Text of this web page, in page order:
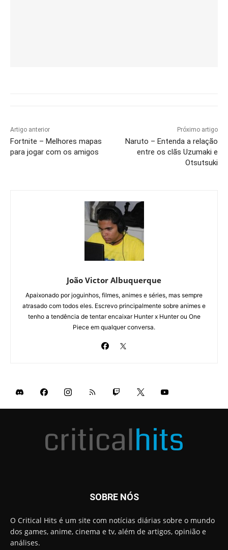
Artigo anterior
Fortnite – Melhores mapas
para jogar com os amigos
Próximo artigo
Naruto – Entenda a relação
entre os clãs Uzumaki e
Otsutsuki
João Victor Albuquerque
Apaixonado por joguinhos, filmes, animes e séries, mas sempre
atrasado com todos eles. Escrevo principalmente sobre animes e
tenho a tendência de tentar encaixar Hunter x Hunter ou One
Piece em qualquer conversa.
SOBRE NÓS
O Critical Hits é um site com notícias diárias sobre o mundo
dos games, anime, cinema e tv, além de artigos, opinião e
análises.